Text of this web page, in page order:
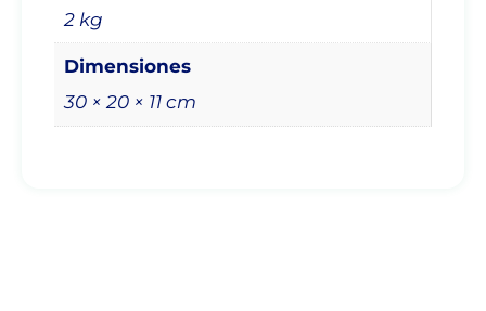
2 kg
Dimensiones
30 × 20 × 11 cm